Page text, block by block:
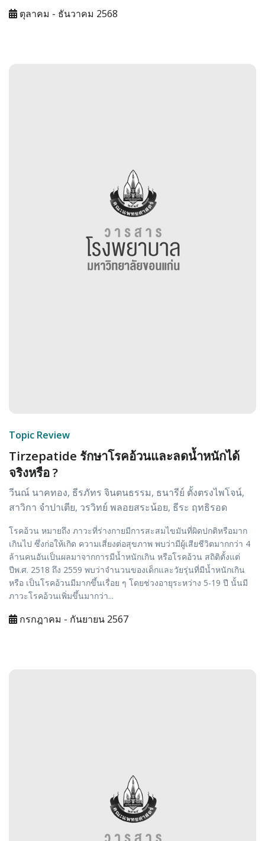
ตุลาคม - ธันวาคม 2568
Topic Review
Tirzepatide รักษาโรคอ้วนและลดน้ำหนักได้
จริงหรือ ?
วีนณ์ นาคทอง, ธีรภัทร จินตนธรรม, ธนารีย์ ตั้งตรงไพโจน์,
สาวิกา จำปาเตีย, วรวิทย์ พลอยสระน้อย, ธีระ ฤทธิรอด
โรคอ้วน หมายถึง ภาวะที่ร่างกายมีการสะสมไขมันที่ผิดปกติหรือมาก
เกินไป ซึ่งก่อให้เกิด ความเสี่ยงต่อสุขภาพ พบว่ามีผู้เสียชีวิตมากกว่า 4
ล้านคนอันเป็นผลมาจากการมีน้ำหนักเกิน หรือโรคอ้วน สถิติตั้งแต่
ปีพ.ศ. 2518 ถึง 2559 พบว่าจำนวนของเด็กและวัยรุ่นที่มีน้ำหนักเกิน
หรือ เป็นโรคอ้วนมีมากขึ้นเรื่อย ๆ โดยช่วงอายุระหว่าง 5-19 ปี นั้นมี
ภาวะโรคอ้วนเพิ่มขึ้นมากว่า...
กรกฎาคม - กันยายน 2567